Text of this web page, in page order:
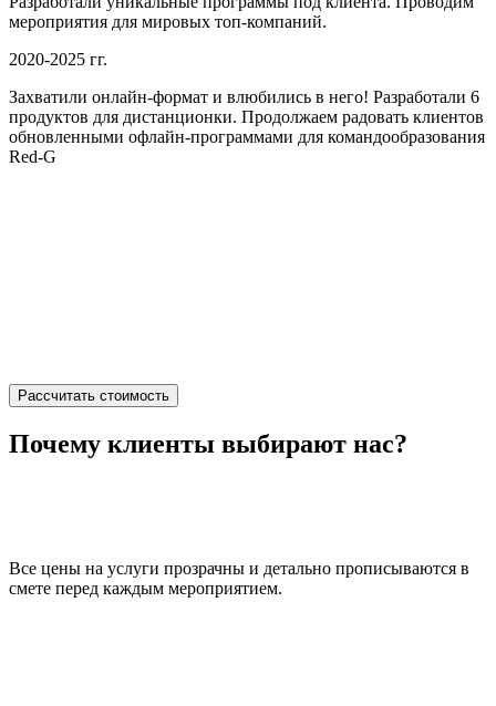
мероприятия для мировых топ-компаний.
2020-2025 гг.
Захватили онлайн-формат и влюбились в него! Разработали 6
продуктов для дистанционки. Продолжаем радовать клиентов
обновленными офлайн-программами для командообразования
Red-G
Рассчитать стоимость
Почему клиенты выбирают нас?
Все цены на услуги прозрачны и детально прописываются в
смете перед каждым мероприятием.